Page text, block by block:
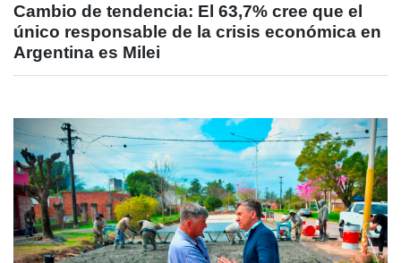
Cambio de tendencia: El 63,7% cree que el
único responsable de la crisis económica en
Argentina es Milei